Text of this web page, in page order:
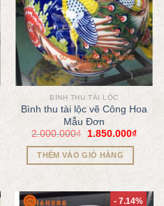
BÌNH THU TÀI LỘC
Bình thu tài lộc vẽ Công Hoa
Mẫu Đơn
2.000.000₫ 1.850.000₫
THÊM VÀO GIỎ HÀNG
- 7.14%